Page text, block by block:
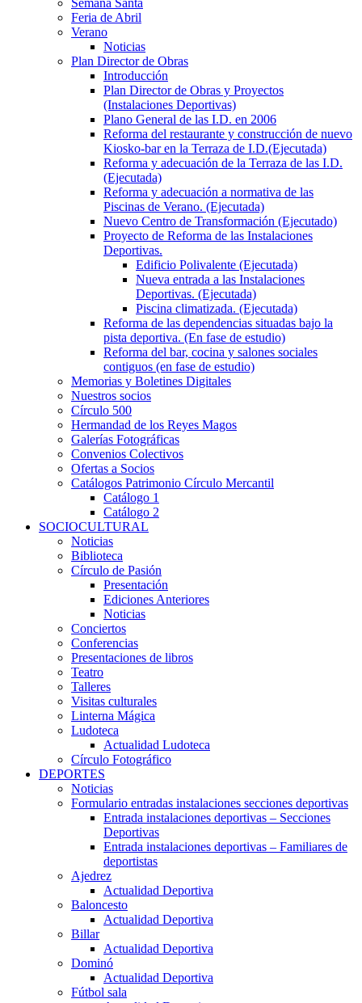
Semana Santa
Feria de Abril
Verano
Noticias
Plan Director de Obras
Introducción
Plan Director de Obras y Proyectos
(Instalaciones Deportivas)
Plano General de las I.D. en 2006
Reforma del restaurante y construcción de nuevo
Kiosko-bar en la Terraza de I.D.(Ejecutada)
Reforma y adecuación de la Terraza de las I.D.
(Ejecutada)
Reforma y adecuación a normativa de las
Piscinas de Verano. (Ejecutada)
Nuevo Centro de Transformación (Ejecutado)
Proyecto de Reforma de las Instalaciones
Deportivas.
Edificio Polivalente (Ejecutada)
Nueva entrada a las Instalaciones
Deportivas. (Ejecutada)
Piscina climatizada. (Ejecutada)
Reforma de las dependencias situadas bajo la
pista deportiva. (En fase de estudio)
Reforma del bar, cocina y salones sociales
contiguos (en fase de estudio)
Memorias y Boletines Digitales
Nuestros socios
Círculo 500
Hermandad de los Reyes Magos
Galerías Fotográficas
Convenios Colectivos
Ofertas a Socios
Catálogos Patrimonio Círculo Mercantil
Catálogo 1
Catálogo 2
SOCIOCULTURAL
Noticias
Biblioteca
Círculo de Pasión
Presentación
Ediciones Anteriores
Noticias
Conciertos
Conferencias
Presentaciones de libros
Teatro
Talleres
Visitas culturales
Linterna Mágica
Ludoteca
Actualidad Ludoteca
Círculo Fotográfico
DEPORTES
Noticias
Formulario entradas instalaciones secciones deportivas
Entrada instalaciones deportivas – Secciones
Deportivas
Entrada instalaciones deportivas – Familiares de
deportistas
Ajedrez
Actualidad Deportiva
Baloncesto
Actualidad Deportiva
Billar
Actualidad Deportiva
Dominó
Actualidad Deportiva
Fútbol sala